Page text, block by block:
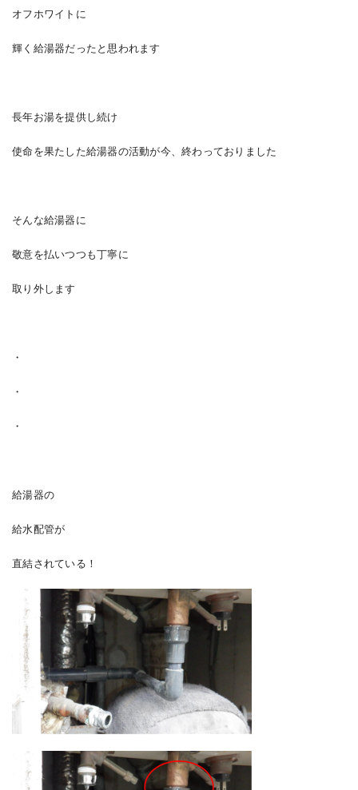
オフホワイトに
輝く給湯器だったと思われます
長年お湯を提供し続け
使命を果たした給湯器の活動が今、終わっておりました
そんな給湯器に
敬意を払いつつも丁寧に
取り外します
・
・
・
給湯器の
給水配管が
直結されている！